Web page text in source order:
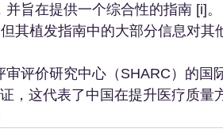
旨在提供一个综合性的指南 [i]。
其植发指南中的大部分信息对其
评价研究中心（SHARC）的国
，这代表了中国在提升医疗质量